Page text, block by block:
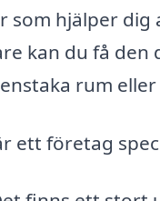
som hjälper
kan du få
rum
ett företag